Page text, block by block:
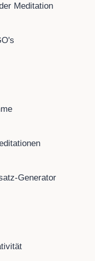
Meditation
Generator